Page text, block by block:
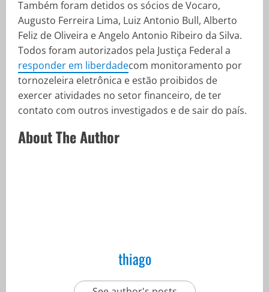
Também foram detidos os sócios de Vocaro,
Augusto Ferreira Lima, Luiz Antonio Bull, Alberto
Feliz de Oliveira e Angelo Antonio Ribeiro da Silva.
Todos foram autorizados pela Justiça Federal a
responder em liberdadecom monitoramento por
tornozeleira eletrônica e estão proibidos de
exercer atividades no setor financeiro, de ter
contato com outros investigados e de sair do país.
About The Author
thiago